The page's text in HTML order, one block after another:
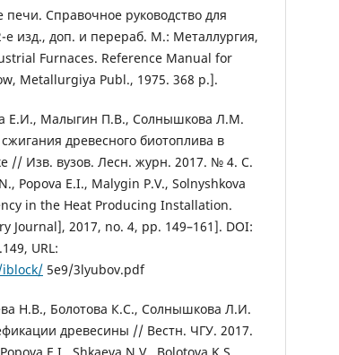
Справочное руководство для
е изд., доп. и перераб. М.: Металлургия,
Furnaces. Reference Manual for
Metallurgiya Publ., 1975. 368 p.].
Е.И., Малыгин П.В., Солнышкова Л.М.
древесного биотоплива в
// Изв. вузов. Лесн. журн. 2017. № 4. С.
Popova E.I., Malygin P.V., Solnyshkova
in the Heat Producing Installation.
Journal], 2017, no. 4, pp. 149–161]. DOI:
URL:
5e9/3lyubov.pdf
Н.В., Болотова К.С., Солнышкова Л.И.
древесины // Вестн. ЧГУ. 2017.